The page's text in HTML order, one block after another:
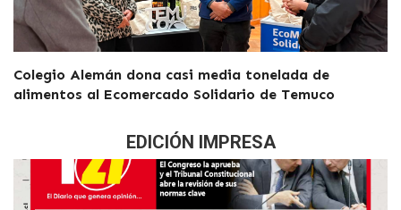
Colegio Alemán dona casi media tonelada de
alimentos al Ecomercado Solidario de Temuco
EDICIÓN IMPRESA